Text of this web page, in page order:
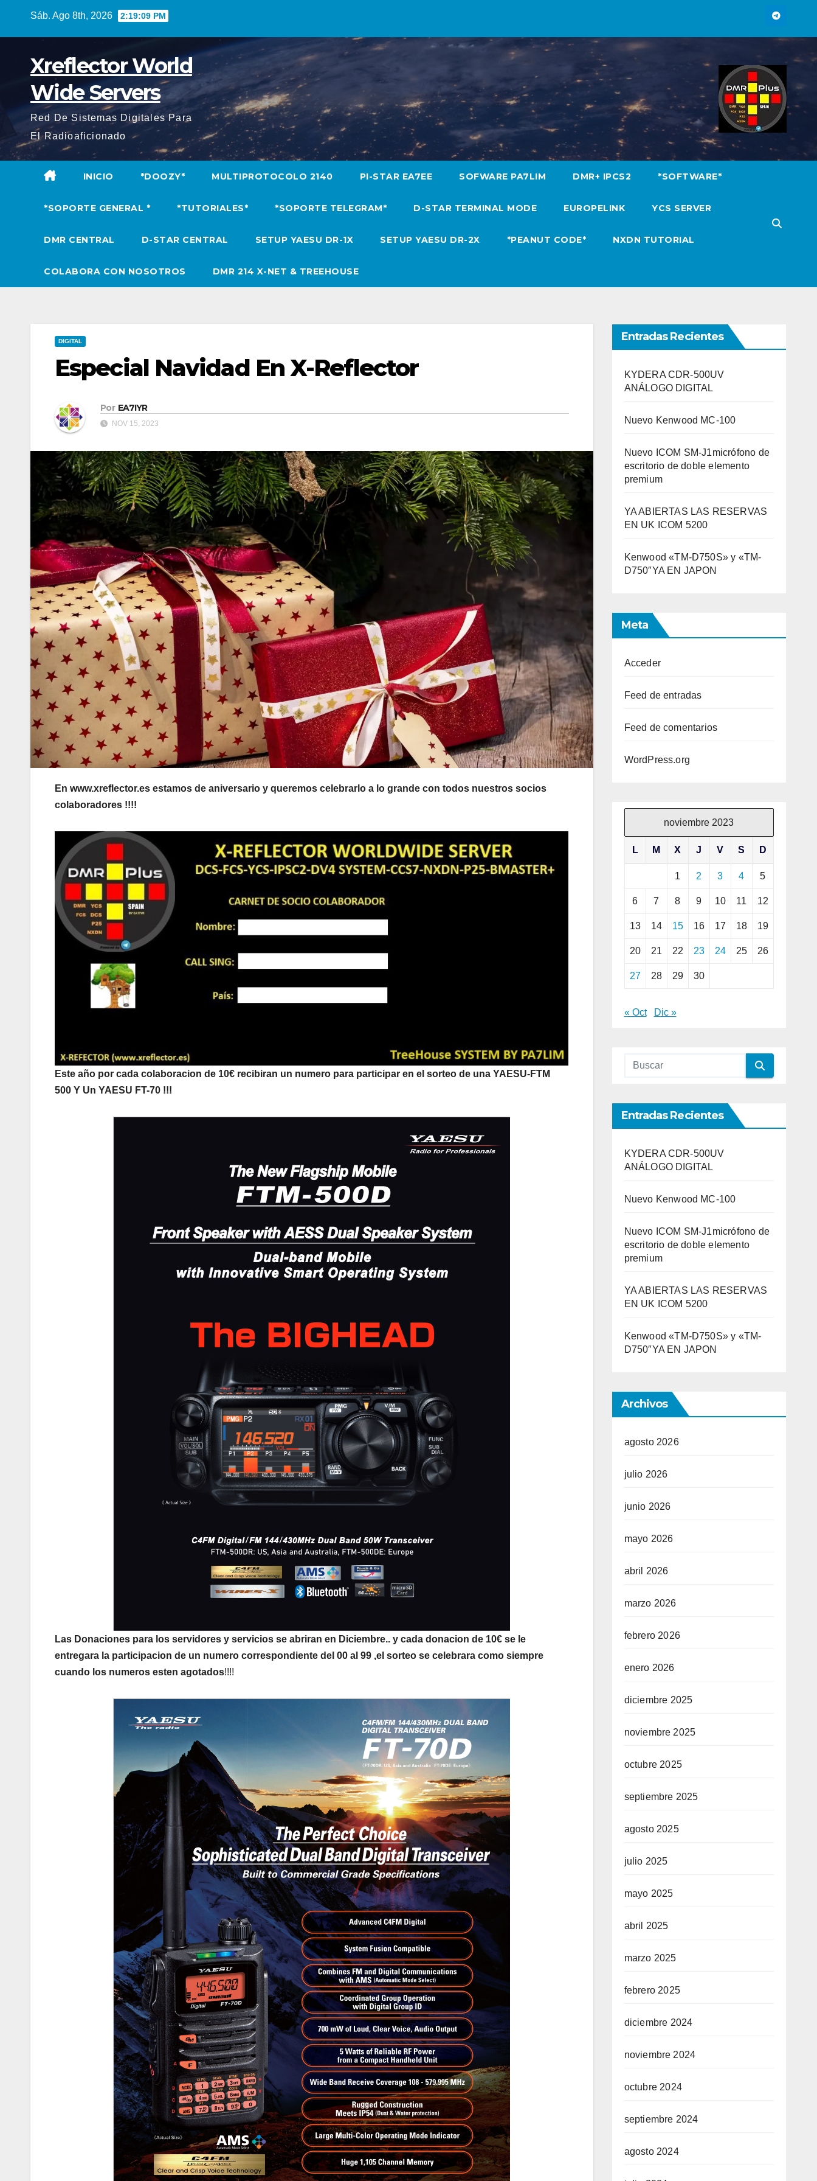
Sáb. Ago 8th, 2026 2:19:11 PM
Xreflector World
Wide Servers
Red De Sistemas Digitales Para
El Radioaficionado
INICIO *DOOZY* MULTIPROTOCOLO 2140 PI-STAR EA7EE SOFWARE PA7LIM DMR+ IPCS2 *SOFTWARE*
*SOPORTE GENERAL * *TUTORIALES* *SOPORTE TELEGRAM* D-STAR TERMINAL MODE EUROPELINK YCS SERVER
DMR CENTRAL D-STAR CENTRAL SETUP YAESU DR-1X SETUP YAESU DR-2X *PEANUT CODE* NXDN TUTORIAL
COLABORA CON NOSOTROS DMR 214 X-NET & TREEHOUSE
DIGITAL
Especial Navidad En X-Reflector
Por EA7IYR
NOV 15, 2023
En www.xreflector.es estamos de aniversario y queremos celebrarlo a lo grande con todos nuestros socios
colaboradores !!!!
Este año por cada colaboracion de 10€ recibiran un numero para participar en el sorteo de una YAESU-FTM
500 Y Un YAESU FT-70 !!!
Las Donaciones para los servidores y servicios se abriran en Diciembre.. y cada donacion de 10€ se le
entregara la participacion de un numero correspondiente del 00 al 99 ,el sorteo se celebrara como siempre
cuando los numeros esten agotados!!!!
Entradas Recientes
KYDERA CDR-500UV
ANÁLOGO DIGITAL
Nuevo Kenwood MC-100
Nuevo ICOM SM-J1micrófono de
escritorio de doble elemento
premium
YA ABIERTAS LAS RESERVAS
EN UK ICOM 5200
Kenwood «TM-D750S» y «TM-
D750″YA EN JAPON
Meta
Acceder
Feed de entradas
Feed de comentarios
WordPress.org
noviembre 2023
L M X J V S D
1 2 3 4 5
6 7 8 9 10 11 12
13 14 15 16 17 18 19
20 21 22 23 24 25 26
27 28 29 30
« Oct Dic »
Entradas Recientes
KYDERA CDR-500UV
ANÁLOGO DIGITAL
Nuevo Kenwood MC-100
Nuevo ICOM SM-J1micrófono de
escritorio de doble elemento
premium
YA ABIERTAS LAS RESERVAS
EN UK ICOM 5200
Kenwood «TM-D750S» y «TM-
D750″YA EN JAPON
Archivos
agosto 2026
julio 2026
junio 2026
mayo 2026
abril 2026
marzo 2026
febrero 2026
enero 2026
diciembre 2025
noviembre 2025
octubre 2025
septiembre 2025
agosto 2025
julio 2025
mayo 2025
abril 2025
marzo 2025
febrero 2025
diciembre 2024
noviembre 2024
octubre 2024
septiembre 2024
agosto 2024